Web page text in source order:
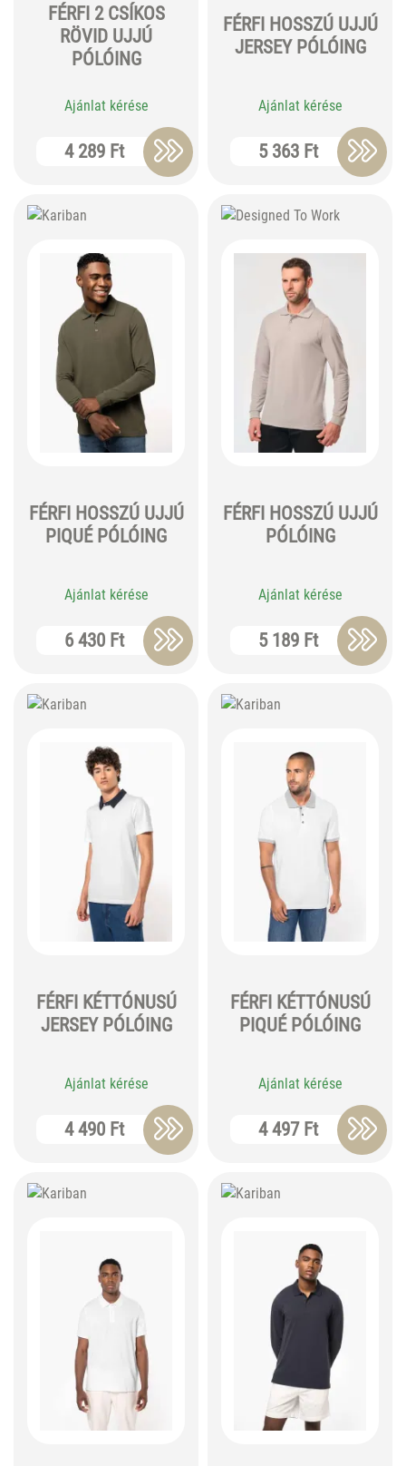
FÉRFI 2 CSÍKOS
RÖVID UJJÚ
PÓLÓING
Ajánlat kérése
4 289 Ft
FÉRFI HOSSZÚ UJJÚ
JERSEY PÓLÓING
Ajánlat kérése
5 363 Ft
FÉRFI HOSSZÚ UJJÚ
PIQUÉ PÓLÓING
Ajánlat kérése
6 430 Ft
FÉRFI HOSSZÚ UJJÚ
PÓLÓING
Ajánlat kérése
5 189 Ft
FÉRFI KÉTTÓNUSÚ
JERSEY PÓLÓING
Ajánlat kérése
4 490 Ft
FÉRFI KÉTTÓNUSÚ
PIQUÉ PÓLÓING
Ajánlat kérése
4 497 Ft